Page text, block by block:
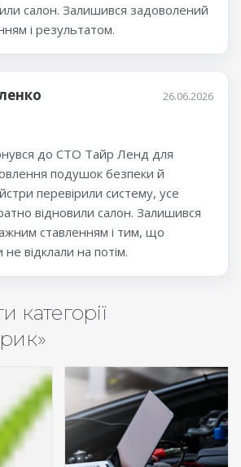
салон. Залишився задоволений
і результатом.
26.06.2026
до СТО Тайр Ленд для
подушок безпеки й
перевірили систему, усе
відновили салон. Залишився
ставленням і тим, що
відклали на потім.
категорії